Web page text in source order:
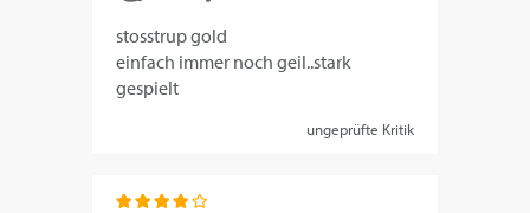
stosstrup gold
einfach immer noch geil..stark
gespielt
ungeprüfte Kritik